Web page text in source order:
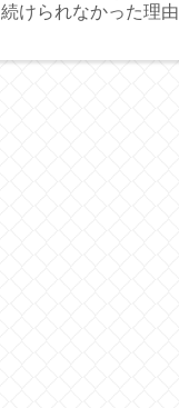
続けられなかった理由